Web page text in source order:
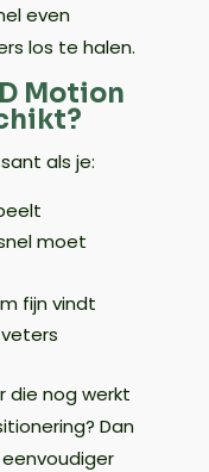
even
los te halen.
Motion
als je:
moet
fijn vindt
die nog werkt
Dan